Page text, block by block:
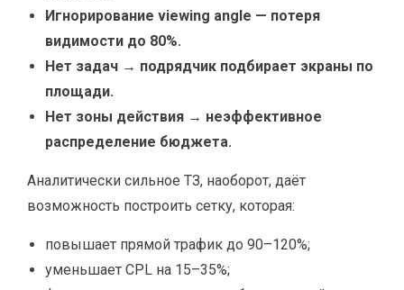
Игнорирование viewing angle — потеря
видимости до 80%.
Нет задач → подрядчик подбирает экраны по
площади.
Нет зоны действия → неэффективное
распределение бюджета.
Аналитически сильное ТЗ, наоборот, даёт
возможность построить сетку, которая:
повышает прямой трафик до 90–120%;
уменьшает CPL на 15–35%;